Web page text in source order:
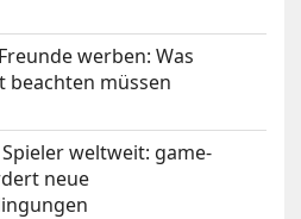
werben: Was
beachten müssen
weltweit: game-
neue